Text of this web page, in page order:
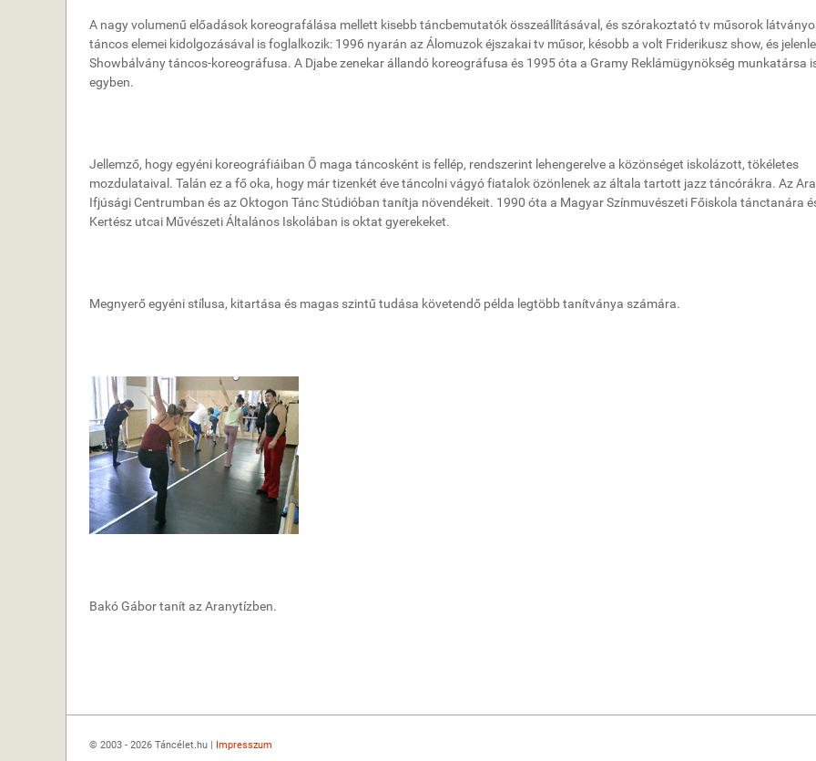
A nagy volumenű előadások koreografálása mellett kisebb táncbemutatók összeállításával, és szórakoztató tv műsorok
táncos elemei kidolgozásával is foglalkozik: 1996 nyarán az Álomuzok éjszakai tv műsor, késobb a volt Friderikusz show, és
Showbálvány táncos-koreográfusa. A Djabe zenekar állandó koreográfusa és 1995 óta a Gramy Reklámügynökség munkatársa
egyben.
Jellemző, hogy egyéni koreográfiáiban Ő maga táncosként is fellép, rendszerint lehengerelve a közönséget iskolázott, tökéletes
mozdulataival. Talán ez a fő oka, hogy már tizenkét éve táncolni vágyó fiatalok özönlenek az általa tartott jazz táncórákra. Az
Ifjúsági Centrumban és az Oktogon Tánc Stúdióban tanítja növendékeit. 1990 óta a Magyar Színmuvészeti Főiskola tánctanára
Kertész utcai Művészeti Általános Iskolában is oktat gyerekeket.
Megnyerő egyéni stílusa, kitartása és magas szintű tudása követendő példa legtöbb tanítványa számára.
Bakó Gábor tanít az Aranytízben.
© 2003 - 2026 Táncélet.hu | Impresszum